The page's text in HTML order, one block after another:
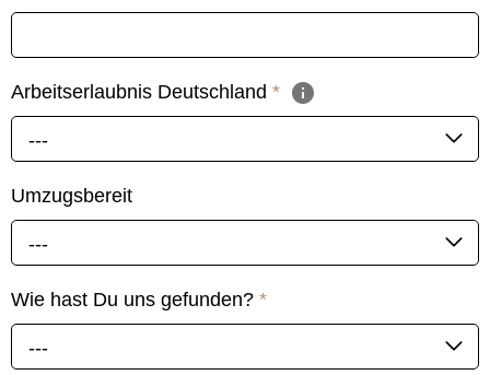
Arbeitserlaubnis Deutschland *
---
Umzugsbereit
---
Wie hast Du uns gefunden? *
---